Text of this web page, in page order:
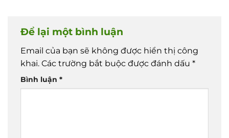
Để lại một bình luận
Email của bạn sẽ không được hiển thị công
khai. Các trường bắt buộc được đánh dấu *
Bình luận *